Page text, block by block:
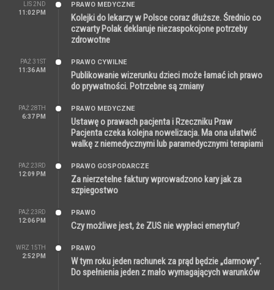
LIS 2ND
11:02 PM
PRAWO MEDYCZNE
Kolejki do lekarzy w Polsce coraz dłuższe. Średnio co
czwarty Polak deklaruje niezaspokojone potrzeby
zdrowotne
PAŹ 31ST
11:36 AM
PRAWO CYWILNE
Publikowanie wizerunku dzieci może łamać ich prawo
do prywatności. Potrzebne są zmiany
PAŹ 28TH
6:37 PM
PRAWO MEDYCZNE
Ustawę o prawach pacjenta i Rzeczniku Praw
Pacjenta czeka kolejna nowelizacja. Ma ona ułatwić
walkę z niemedycznymi lub paramedycznymi terapiami
PAŹ 23RD
12:09 PM
PRAWO GOSPODARCZE
Za nierzetelne faktury wprowadzono kary jak za
szpiegostwo
PAŹ 23RD
12:06 PM
PRAWO
Czy możliwe jest, że ZUS nie wypłaci emerytur?
WRZ 15TH
2:52 PM
PRAWO
W tym roku jeden rachunek za prąd będzie „darmowy”.
Do spełnienia jeden z mało wymagających warunków